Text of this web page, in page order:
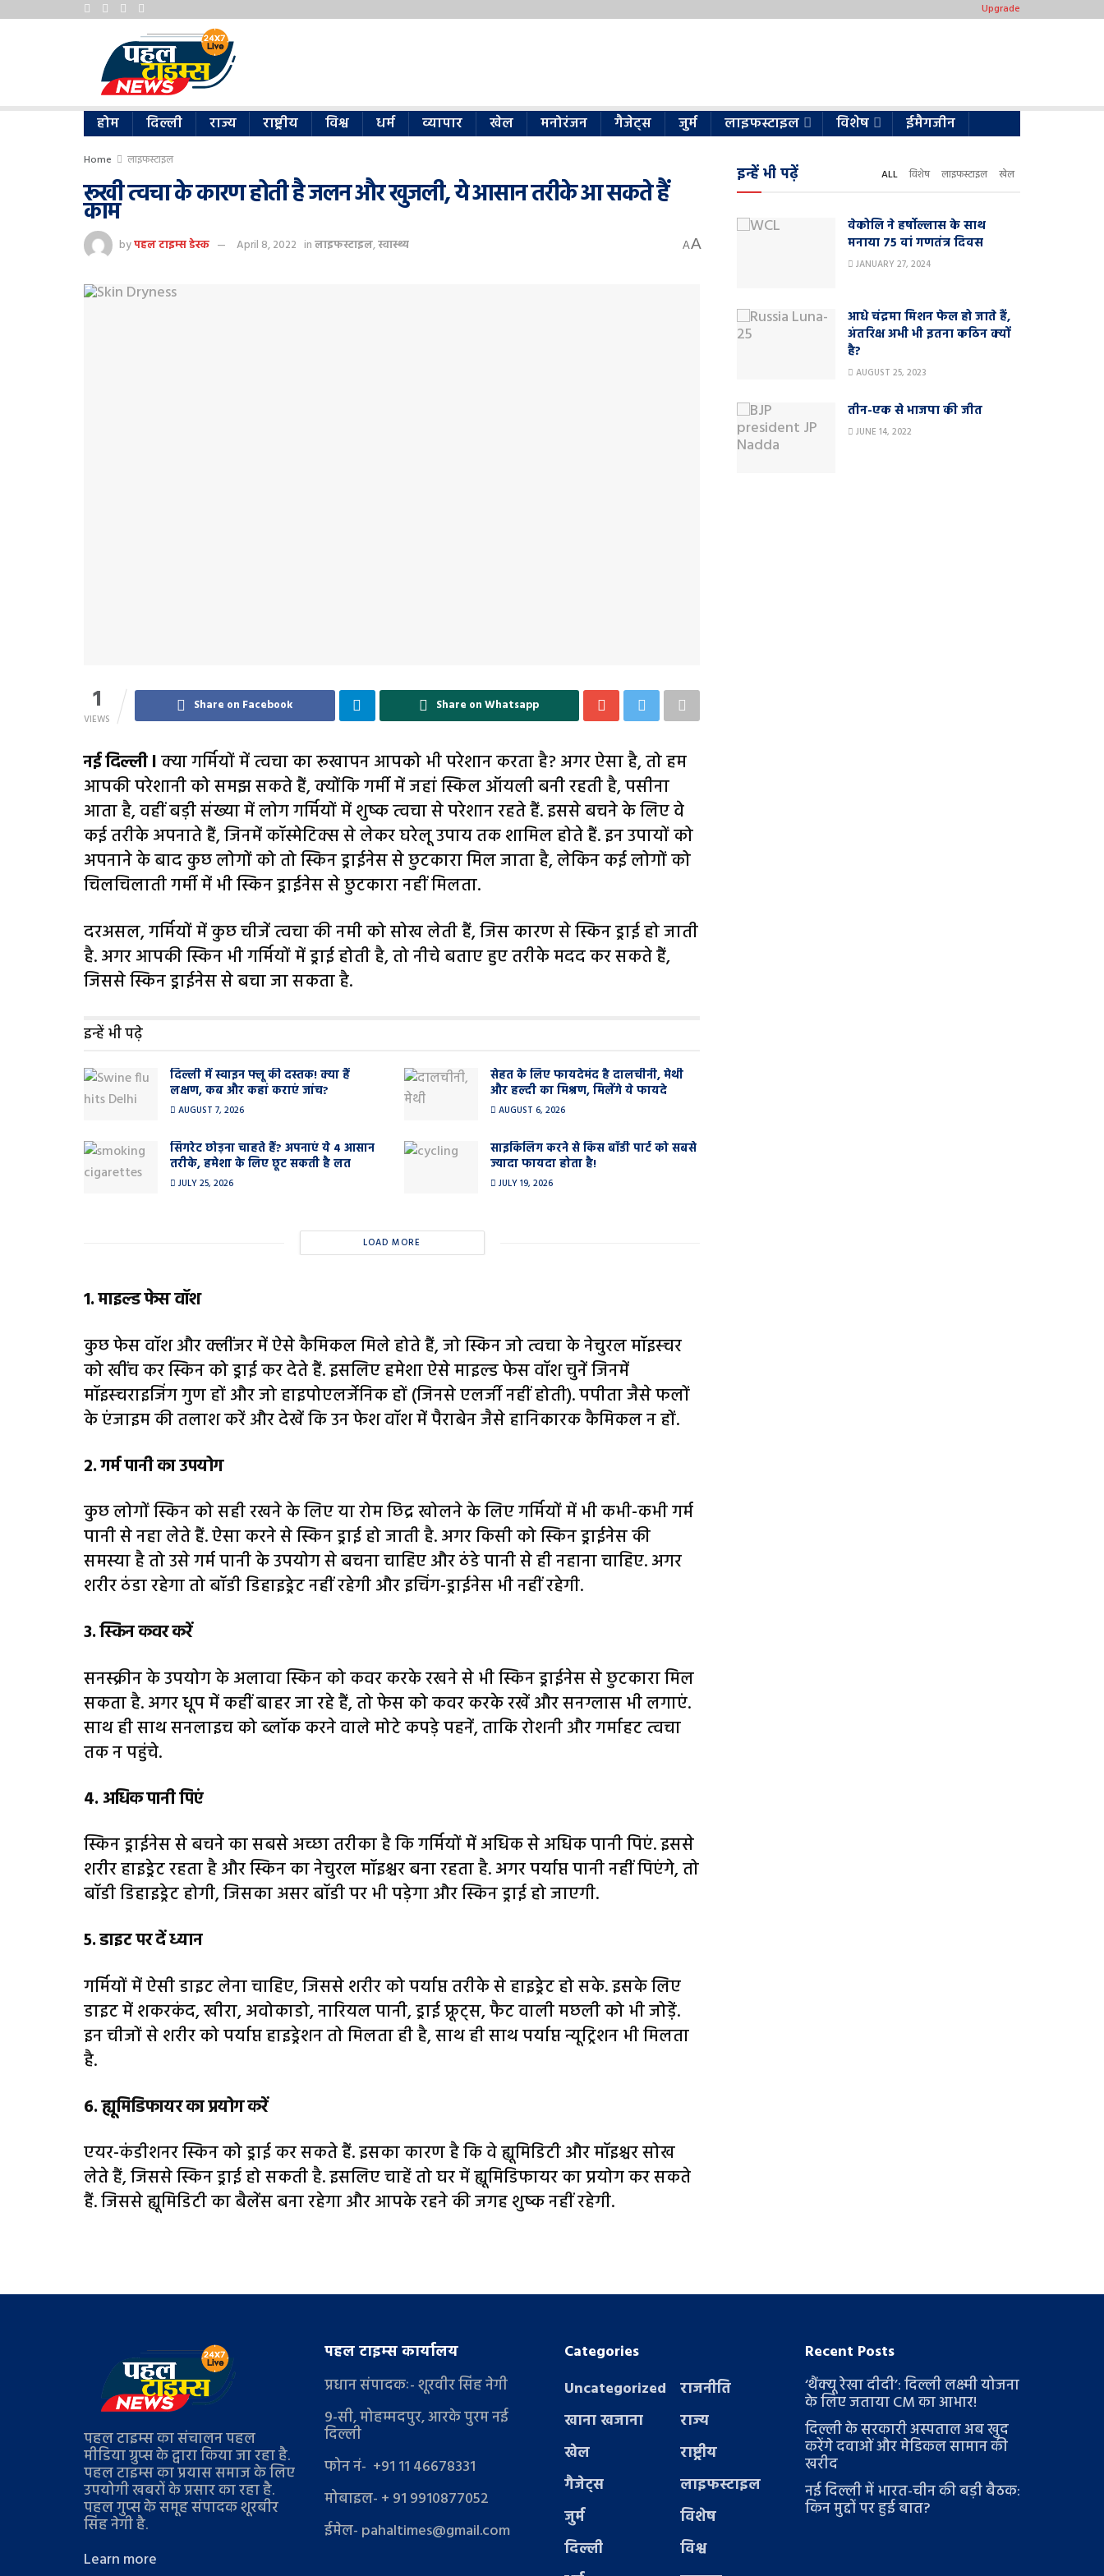
Upgrade
होम दिल्ली राज्य राष्ट्रीय विश्व धर्म व्यापार खेल मनोरंजन गैजेट्स जुर्म लाइफस्टाइल विशेष ईमैगजीन
Home लाइफस्टाइल
रूखी त्वचा के कारण होती है जलन और खुजली, ये आसान तरीके आ सकते हैं
काम
byपहल टाइम्स डेस्क April 8, 2022 inलाइफस्टाइल,स्वास्थ्य AA
1
VIEWS
Share on Facebook Share on Whatsapp
नई दिल्ली lक्या गर्मियों में त्वचा का रूखापन आपको भी परेशान करता है? अगर ऐसा है, तो हम
आपकी परेशानी को समझ सकते हैं, क्योंकि गर्मी में जहां स्किल ऑयली बनी रहती है, पसीना
आता है, वहीं बड़ी संख्या में लोग गर्मियों में शुष्क त्वचा से परेशान रहते हैं. इससे बचने के लिए वे
कई तरीके अपनाते हैं, जिनमें कॉस्मेटिक्स से लेकर घरेलू उपाय तक शामिल होते हैं. इन उपायों को
अपनाने के बाद कुछ लोगों को तो स्किन ड्राईनेस से छुटकारा मिल जाता है, लेकिन कई लोगों को
चिलचिलाती गर्मी में भी स्किन ड्राईनेस से छुटकारा नहीं मिलता.
दरअसल, गर्मियों में कुछ चीजें त्वचा की नमी को सोख लेती हैं, जिस कारण से स्किन ड्राई हो जाती
है. अगर आपकी स्किन भी गर्मियों में ड्राई होती है, तो नीचे बताए हुए तरीके मदद कर सकते हैं,
जिससे स्किन ड्राईनेस से बचा जा सकता है.
इन्हें भी पढ़े
दिल्ली में स्वाइन फ्लू की दस्तक! क्या हैं
लक्षण, कब और कहां कराएं जांच?
AUGUST 7, 2026
सेहत के लिए फायदेमंद है दालचीनी, मेथी
और हल्दी का मिश्रण, मिलेंगे ये फायदे
AUGUST 6, 2026
सिगरेट छोड़ना चाहते हैं? अपनाएं ये 4 आसान
तरीके, हमेशा के लिए छूट सकती है लत
JULY 25, 2026
साइकिलिंग करने से किस बॉडी पार्ट को सबसे
ज्यादा फायदा होता है!
JULY 19, 2026
LOAD MORE
1. माइल्ड फेस वॉश
कुछ फेस वॉश और क्लींजर में ऐसे कैमिकल मिले होते हैं, जो स्किन जो त्वचा के नेचुरल मॉइस्चर
को खींच कर स्किन को ड्राई कर देते हैं. इसलिए हमेशा ऐसे माइल्ड फेस वॉश चुनें जिनमें
मॉइस्चराइजिंग गुण हों और जो हाइपोएलर्जेनिक हों (जिनसे एलर्जी नहीं होती). पपीता जैसे फलों
के एंजाइम की तलाश करें और देखें कि उन फेश वॉश में पैराबेन जैसे हानिकारक कैमिकल न हों.
2. गर्म पानी का उपयोग
कुछ लोगों स्किन को सही रखने के लिए या रोम छिद्र खोलने के लिए गर्मियों में भी कभी-कभी गर्म
पानी से नहा लेते हैं. ऐसा करने से स्किन ड्राई हो जाती है. अगर किसी को स्किन ड्राईनेस की
समस्या है तो उसे गर्म पानी के उपयोग से बचना चाहिए और ठंडे पानी से ही नहाना चाहिए. अगर
शरीर ठंडा रहेगा तो बॉडी डिहाइड्रेट नहीं रहेगी और इचिंग-ड्राईनेस भी नहीं रहेगी.
3. स्किन कवर करें
सनस्क्रीन के उपयोग के अलावा स्किन को कवर करके रखने से भी स्किन ड्राईनेस से छुटकारा मिल
सकता है. अगर धूप में कहीं बाहर जा रहे हैं, तो फेस को कवर करके रखें और सनग्लास भी लगाएं.
साथ ही साथ सनलाइच को ब्लॉक करने वाले मोटे कपड़े पहनें, ताकि रोशनी और गर्माहट त्वचा
तक न पहुंचे.
4. अधिक पानी पिएं
स्किन ड्राईनेस से बचने का सबसे अच्छा तरीका है कि गर्मियों में अधिक से अधिक पानी पिएं. इससे
शरीर हाइड्रेट रहता है और स्किन का नेचुरल मॉइश्चर बना रहता है. अगर पर्याप्त पानी नहीं पिएंगे, तो
बॉडी डिहाइड्रेट होगी, जिसका असर बॉडी पर भी पड़ेगा और स्किन ड्राई हो जाएगी.
5. डाइट पर दें ध्यान
गर्मियों में ऐसी डाइट लेना चाहिए, जिससे शरीर को पर्याप्त तरीके से हाइड्रेट हो सके. इसके लिए
डाइट में शकरकंद, खीरा, अवोकाडो, नारियल पानी, ड्राई फ्रूट्स, फैट वाली मछली को भी जोड़ें.
इन चीजों से शरीर को पर्याप्त हाइड्रेशन तो मिलता ही है, साथ ही साथ पर्याप्त न्यूट्रिशन भी मिलता
है.
6. ह्यूमिडिफायर का प्रयोग करें
एयर-कंडीशनर स्किन को ड्राई कर सकते हैं. इसका कारण है कि वे ह्यूमिडिटी और मॉइश्चर सोख
लेते हैं, जिससे स्किन ड्राई हो सकती है. इसलिए चाहें तो घर में ह्यूमिडिफायर का प्रयोग कर सकते
हैं. जिससे ह्यूमिडिटी का बैलेंस बना रहेगा और आपके रहने की जगह शुष्क नहीं रहेगी.
इन्हें भी पढ़ें ALL विशेष लाइफस्टाइल खेल
वेकोलि ने हर्षोल्लास के साथ
मनाया 75 वां गणतंत्र दिवस
JANUARY 27, 2024
आधे चंद्रमा मिशन फेल हो जाते हैं,
अंतरिक्ष अभी भी इतना कठिन क्यों
है?
AUGUST 25, 2023
तीन-एक से भाजपा की जीत
JUNE 14, 2022
पहल टाइम्स का संचालन पहल
मीडिया ग्रुप्स के द्वारा किया जा रहा है.
पहल टाइम्स का प्रयास समाज के लिए
उपयोगी खबरों के प्रसार का रहा है.
पहल गुप्स के समूह संपादक शूरबीर
सिंह नेगी है.
Learn more
पहल टाइम्स कार्यालय
प्रधान संपादकः- शूरवीर सिंह नेगी
9-सी, मोहम्मदपुर, आरके पुरम नई
दिल्ली
फोन नं- +91 11 46678331
मोबाइल- + 91 9910877052
ईमेल- pahaltimes@gmail.com
Categories
Uncategorized
खाना खजाना
खेल
गैजेट्स
जुर्म
दिल्ली
राजनीति
राज्य
राष्ट्रीय
लाइफस्टाइल
विशेष
विश्व
Recent Posts
‘थैंक्यू रेखा दीदी’: दिल्ली लक्ष्मी योजना
के लिए जताया CM का आभार!
दिल्ली के सरकारी अस्पताल अब खुद
करेंगे दवाओं और मेडिकल सामान की
खरीद
नई दिल्ली में भारत-चीन की बड़ी बैठक:
किन मुद्दों पर हुई बात?